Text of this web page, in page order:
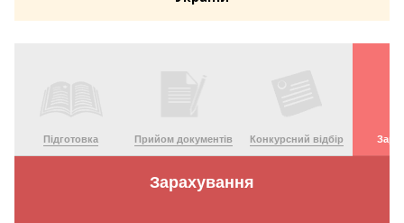
Підготовка Прийом документів Конкурсний відбір
Зарахування